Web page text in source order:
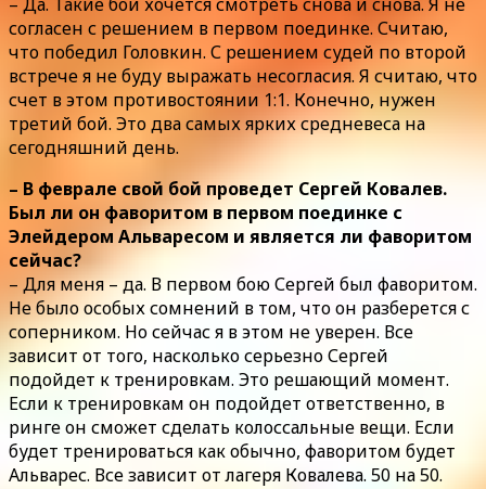
согласен с решением в первом поединке. Считаю,
что победил Головкин. С решением судей по второй
встрече я не буду выражать несогласия. Я считаю, что
счет в этом противостоянии 1:1. Конечно, нужен
третий бой. Это два самых ярких средневеса на
сегодняшний день.
– В феврале свой бой проведет Сергей Ковалев.
Был ли он фаворитом в первом поединке с
Элейдером Альваресом и является ли фаворитом
сейчас?
– Для меня – да. В первом бою Сергей был фаворитом.
Не было особых сомнений в том, что он разберется с
соперником. Но сейчас я в этом не уверен. Все
зависит от того, насколько серьезно Сергей
подойдет к тренировкам. Это решающий момент.
Если к тренировкам он подойдет ответственно, в
ринге он сможет сделать колоссальные вещи. Если
будет тренироваться как обычно, фаворитом будет
Альварес. Все зависит от лагеря Ковалева. 50 на 50.